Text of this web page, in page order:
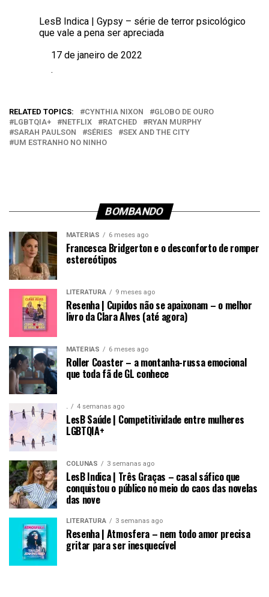
LesB Indica | Gypsy – série de terror psicológico
que vale a pena ser apreciada
Data17 de janeiro de 2022
Em relação a
.
RELATED TOPICS: CYNTHIA NIXON
GLOBO DE OURO
LGBTQIA+
NETFLIX RATCHED
RYAN MURPHY
SARAH PAULSON
SÉRIES
SEX AND THE CITY
UM ESTRANHO NO NINHO
BOMBANDO
MATÉRIAS 6 meses ago
Francesca Bridgerton e o desconforto de romper
estereótipos
LITERATURA 9 meses ago
Resenha | Cupidos não se apaixonam – o melhor
livro da Clara Alves (até agora)
MATÉRIAS 6 meses ago
Roller Coaster – a montanha-russa emocional
que toda fã de GL conhece
. 4 semanas ago
LesB Saúde | Competitividade entre mulheres
LGBTQIA+
COLUNAS 3 semanas ago
LesB Indica | Três Graças – casal sáfico que
conquistou o público no meio do caos das novelas
das nove
LITERATURA 3 semanas ago
Resenha | Atmosfera – nem todo amor precisa
gritar para ser inesquecível